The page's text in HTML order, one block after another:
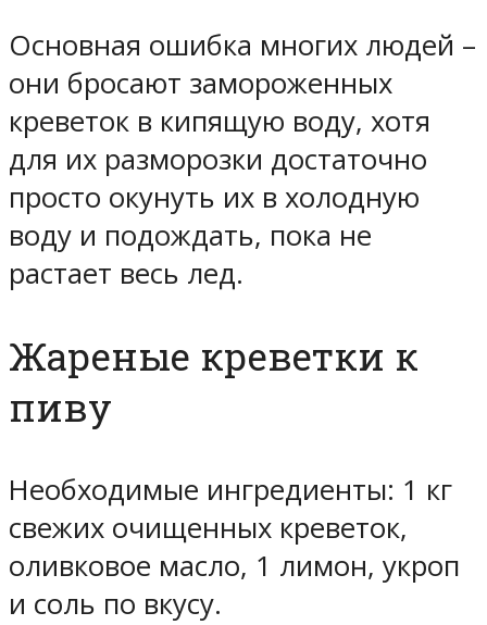
Основная ошибка многих людей –
они бросают замороженных
креветок в кипящую воду, хотя
для их разморозки достаточно
просто окунуть их в холодную
воду и подождать, пока не
растает весь лед.
Жареные креветки к
пиву
Необходимые ингредиенты: 1 кг
свежих очищенных креветок,
оливковое масло, 1 лимон, укроп
и соль по вкусу.